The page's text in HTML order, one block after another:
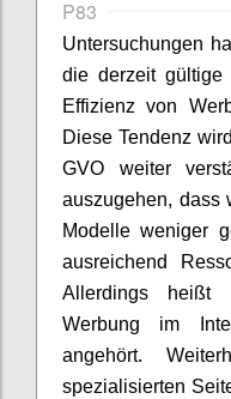
P83
Untersuchungen
die derzeit gültige
Effizienz von
Diese Tendenz
GVO weiter
auszugehen, dass
Modelle weniger
ausreichend
Allerdings
Werbung im
angehört.
spezialisierten